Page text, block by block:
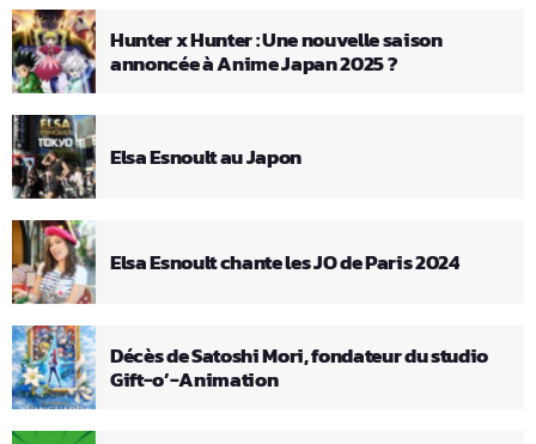
Hunter x Hunter : Une nouvelle saison
annoncée à Anime Japan 2025 ?
Elsa Esnoult au Japon
Elsa Esnoult chante les JO de Paris 2024
Décès de Satoshi Mori, fondateur du studio
Gift-o’-Animation